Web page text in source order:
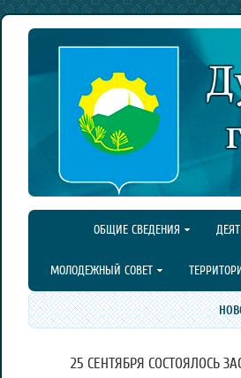
ОБЩИЕ СВЕДЕНИЯ
МОЛОДЕЖНЫЙ СОВЕТ
25 СЕНТЯБРЯ СОСТОЯЛОСЬ